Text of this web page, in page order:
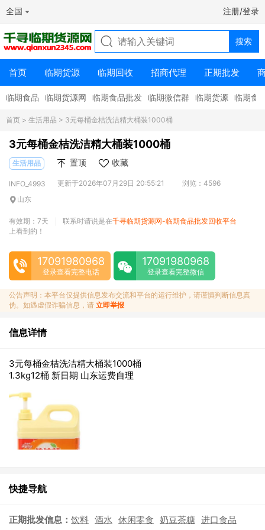
全国 注册/登录
首页 临期货源 临期回收 招商代理 正期批发
临期食品 临期货源网 临期食品批发 临期微信群 临期货源 临期食
首页 > 生活用品 > 3元每桶金桔洗洁精大桶装1000桶
3元每桶金桔洗洁精大桶装1000桶
生活用品 置顶 收藏
INFO_4993 更新于2026年07月29日 20:55:21
浏览：4596
山东
有效期：7天 联系时请说是在千寻临期货源网-临期食品批发回收平台
上看到的！
17091980968
登录查看完整电话
17091980968
登录查看完整微信
公告声明：本平台仅提供信息发布交流和平台的运行维护，请谨慎判断信息真
伪。如遇虚假诈骗信息，请 立即举报
信息详情
3元每桶金桔洗洁精大桶装1000桶
1.3kg12桶 新日期 山东运费自理
快捷导航
正期批发信息： 饮料 酒水 休闲零食 奶豆茶糖 进口食品